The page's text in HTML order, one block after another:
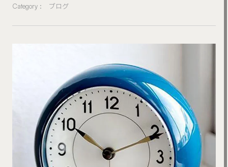
Category : ブログ